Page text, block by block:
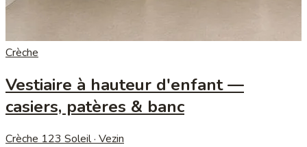
Crèche
Vestiaire à hauteur d'enfant —
casiers, patères & banc
Crèche 123 Soleil · Vezin